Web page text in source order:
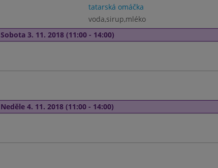
tatarská omáčka
voda,sirup,mléko
Sobota 3. 11. 2018 (11:00 - 14:00)
Neděle 4. 11. 2018 (11:00 - 14:00)